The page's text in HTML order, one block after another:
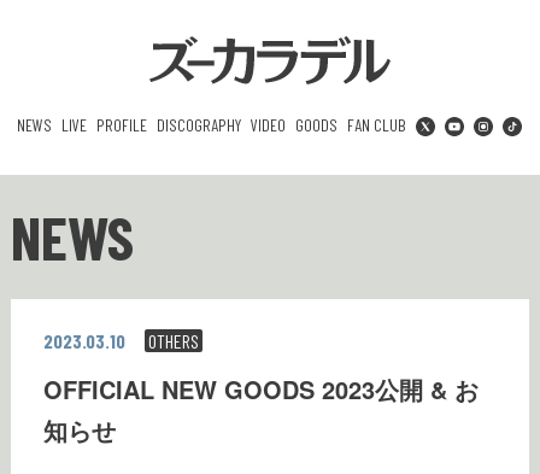
NEWS LIVE PROFILE DISCOGRAPHY VIDEO GOODS FAN CLUB
NEWS
2023.03.10 OTHERS
OFFICIAL NEW GOODS 2023公開 & お
知らせ